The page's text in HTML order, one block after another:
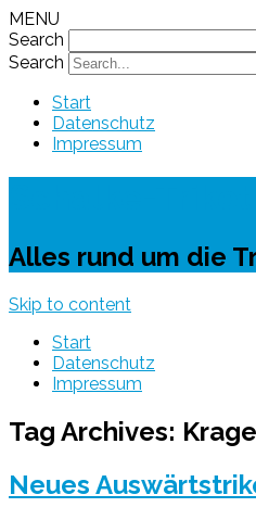
MENU
Search
Search
Start
Datenschutz
Impressum
Alles rund um die
Skip to content
Start
Datenschutz
Impressum
Tag Archives:
Neues